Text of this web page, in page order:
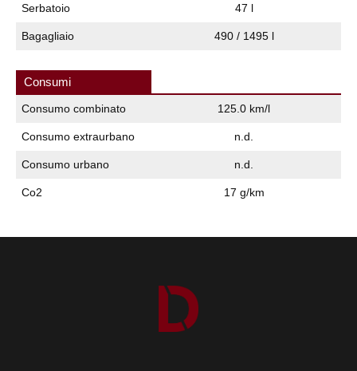
Serbatoio 47 l
Bagagliaio 490 / 1495 l
Consumi
Consumo combinato 125.0 km/l
Consumo extraurbano n.d.
Consumo urbano n.d.
Co2 17 g/km